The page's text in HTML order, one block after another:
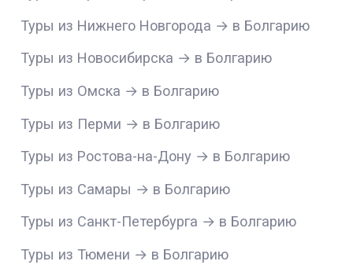
Туры из Нижнего Новгорода → в Болгарию
Туры из Новосибирска → в Болгарию
Туры из Омска → в Болгарию
Туры из Перми → в Болгарию
Туры из Ростова-на-Дону → в Болгарию
Туры из Самары → в Болгарию
Туры из Санкт-Петербурга → в Болгарию
Туры из Тюмени → в Болгарию